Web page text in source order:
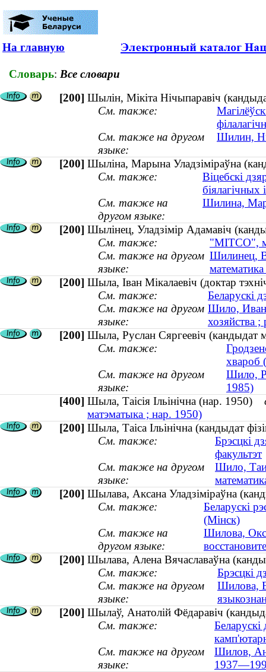
На главную
Словарь: Все словари
[200] Шылін, Мікіта Нічыпаравіч
См. также:
См. также на другом
языке:
Шилин,
[200] Шыліна, Марына Уладзіміраўна
См. также:
Віцебскі
біялагічных
См. также на
другом языке:
Шилина,
[200] Шылінец, Уладзімір Адамавіч
См. также:
"МІТСО",
См. также на другом
языке:
Шилинец,
[200] Шыла, Іван Мікалаевіч (доктар
См. также:
Беларускі
См. также на другом
языке:
Шило, Иван
хозяйства
[200] Шыла, Руслан Сяргеевіч (кандыдат
См. также:
хвароб
См. также на другом
языке:
Шило,
1985)
[400] Шыла, Таісія Ільінічна (нар. 1950)
матэматыка ; нар. 1950)
[200] Шыла, Таіса Ільінічна (кандыдат
См. также:
Брэсцкі
факультэт
См. также на другом
языке:
Шило,
[200] Шылава, Аксана Уладзіміраўна
См. также:
Беларускі
(Мінск)
См. также на
другом языке:
Шилова,
[200] Шылава, Алена Вячаславаўна
См. также:
Брэсцкі
См. также на другом
языке:
Шилова,
[200] Шылаў, Анатолій Фёдаравіч
См. также:
Беларускі
См. также на другом
языке:
Шилов,